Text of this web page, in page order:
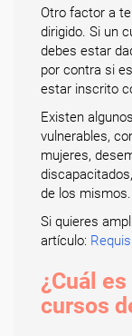
Otro factor a
dirigido. Si un
debes estar
por contra si
estar inscrito
Existen
vulnerables,
mujeres,
de los mismos.
Si quieres
artículo:
¿Cuál
cursos